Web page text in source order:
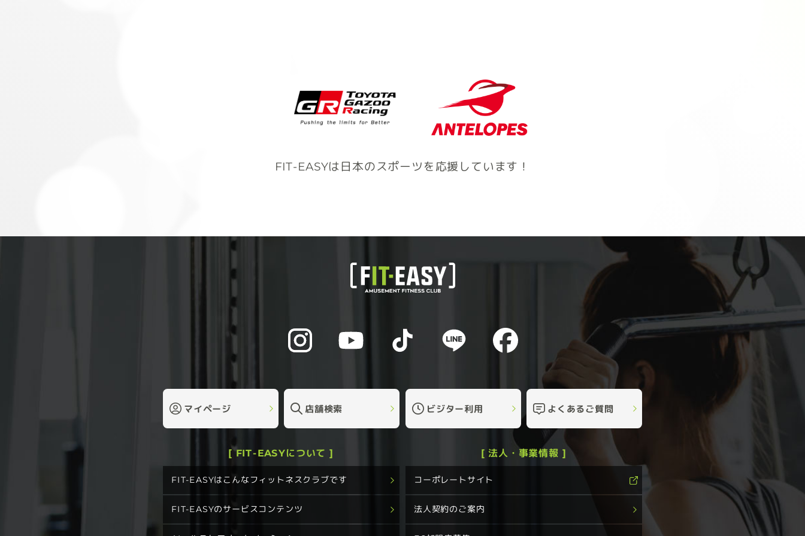
FIT-EASYは日本のスポーツを応援しています！
マイページ 店舗検索 ビジター利用 よくあるご質問
[ FIT-EASYについて ]
FIT-EASYはこんなフィットネスクラブです
FIT-EASYのサービスコンテンツ
[ 法人・事業情報 ]
コーポレートサイト
法人契約のご案内